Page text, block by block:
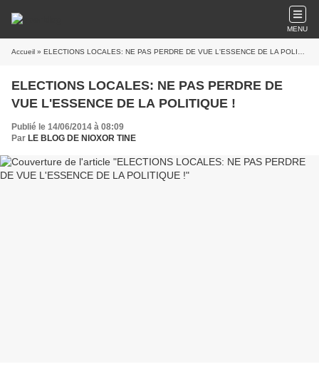
MENU
Accueil » ELECTIONS LOCALES: NE PAS PERDRE DE VUE L'ESSENCE DE LA POLITIQUE !
ELECTIONS LOCALES: NE PAS PERDRE DE
VUE L'ESSENCE DE LA POLITIQUE !
Publié le 14/06/2014 à 08:09
Par LE BLOG DE NIOXOR TINE